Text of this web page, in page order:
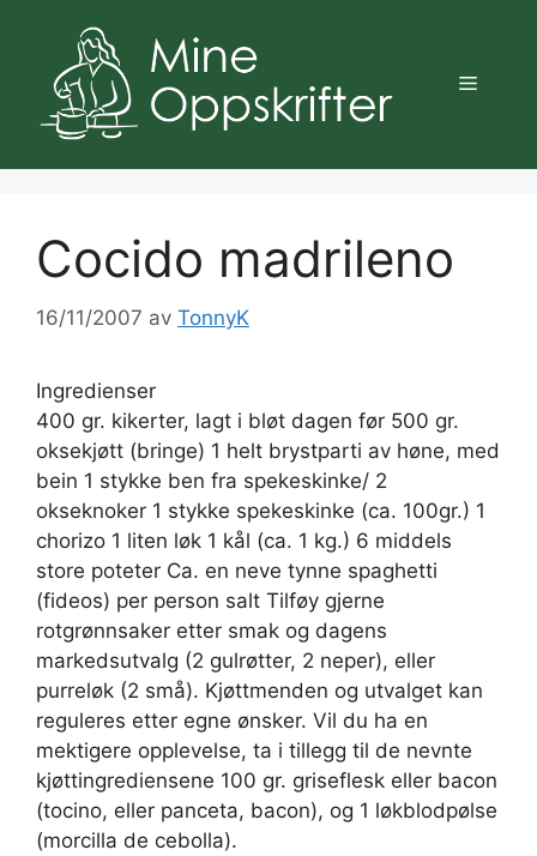
innhold
Meny
Cocido madrileno
16/11/2007 av TonnyK
Ingredienser
400 gr. kikerter, lagt i bløt dagen før 500 gr.
oksekjøtt (bringe) 1 helt brystparti av høne, med
bein 1 stykke ben fra spekeskinke/ 2
okseknoker 1 stykke spekeskinke (ca. 100gr.) 1
chorizo 1 liten løk 1 kål (ca. 1 kg.) 6 middels
store poteter Ca. en neve tynne spaghetti
(fideos) per person salt Tilføy gjerne
rotgrønnsaker etter smak og dagens
markedsutvalg (2 gulrøtter, 2 neper), eller
purreløk (2 små). Kjøttmenden og utvalget kan
reguleres etter egne ønsker. Vil du ha en
mektigere opplevelse, ta i tillegg til de nevnte
kjøttingrediensene 100 gr. griseflesk eller bacon
(tocino, eller panceta, bacon), og 1 løkblodpølse
(morcilla de cebolla).